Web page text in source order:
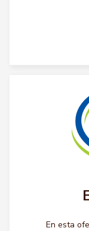
En esta